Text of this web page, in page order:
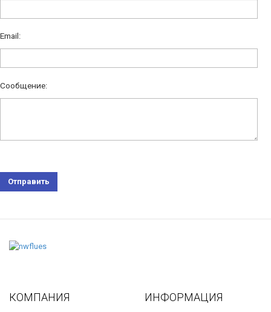
Email:
Сообщение:
КОМПАНИЯ ИНФОРМАЦИЯ